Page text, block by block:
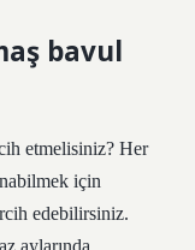
bavul
etmelisiniz? Her
için
edebilirsiniz.
aylarında